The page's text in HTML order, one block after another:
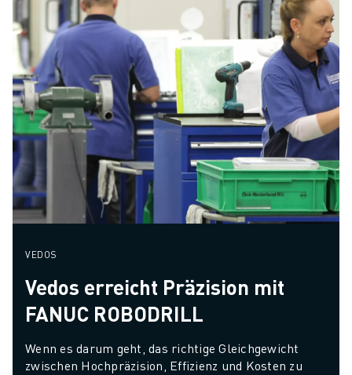
VEDOS
Vedos erreicht Präzision mit
FANUC ROBODRILL
Wenn es darum geht, das richtige Gleichgewicht
zwischen Hochpräzision, Effizienz und Kosten zu